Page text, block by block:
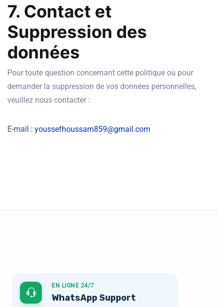
7. Contact et
Suppression des
données
Pour toute question concernant cette politique ou pour
demander la suppression de vos données personnelles,
veuillez nous contacter :
E-mail : youssefhoussam859@gmail.com
EN LIGNE 24/7
WhatsApp Support